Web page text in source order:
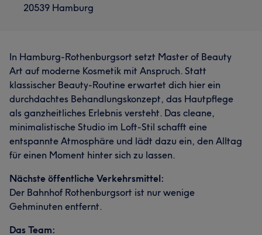
20539 Hamburg
In Hamburg-Rothenburgsort setzt Master of Beauty
Art auf moderne Kosmetik mit Anspruch. Statt
klassischer Beauty-Routine erwartet dich hier ein
durchdachtes Behandlungskonzept, das Hautpflege
als ganzheitliches Erlebnis versteht. Das cleane,
minimalistische Studio im Loft-Stil schafft eine
entspannte Atmosphäre und lädt dazu ein, den Alltag
für einen Moment hinter sich zu lassen.
Nächste öffentliche Verkehrsmittel:
Der Bahnhof Rothenburgsort ist nur wenige
Gehminuten entfernt.
Das Team: